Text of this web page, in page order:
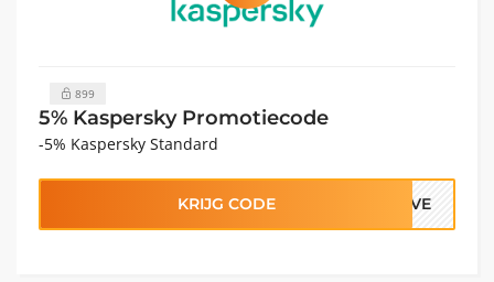
899
5% Kaspersky Promotiecode
-5% Kaspersky Standard
KRIJG CODE FIVE